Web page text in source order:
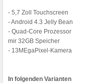
- 5,7 Zoll Touchscreen
- Android 4.3 Jelly Bean
- Quad-Core Prozessor
mir 32GB Speicher
- 13MEgaPixel-Kamera
In folgenden Varianten